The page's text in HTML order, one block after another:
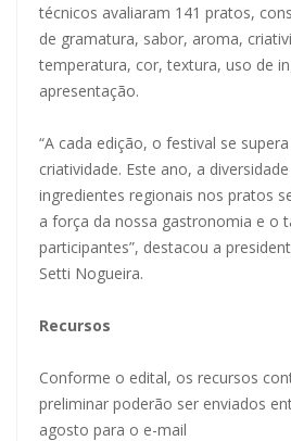
técnicos avaliaram 141 pratos,
de gramatura, sabor, aroma,
temperatura, cor, textura, uso de
apresentação.
“A cada edição, o festival se
criatividade. Este ano, a
ingredientes regionais nos pratos
a força da nossa gastronomia e o
participantes”, destacou a
Setti Nogueira.
Recursos
Conforme o edital, os recursos
preliminar poderão ser enviados
agosto para o e-mail